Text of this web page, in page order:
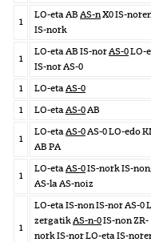
1
LO-eta AB AS-nX0 IS-
IS-nork
1
LO-eta AB IS-norAS-0LO-
IS-nor AS-0
1
LO-etaAS-0
1
LO-etaAS-0AB
1
LO-etaAS-0AS-0 LO-edo
AB PA
1
LO-etaAS-0IS-nork IS-
AS-la AS-noiz
1
LO-eta IS-non IS-nor AS-0
zergatikAS-n-0IS-non ZR-
nork IS-nor LO-eta IS-